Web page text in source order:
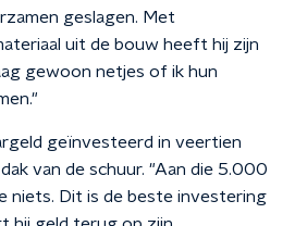
geslagen. Met
uit de bouw heeft hij zijn
gewoon netjes of ik hun
geïnvesteerd in veertien
van de schuur. "Aan die 5.000
niets. Dit is de beste investering